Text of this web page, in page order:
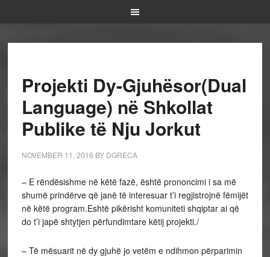
Projekti Dy-Gjuhësor(Dual
Language) në Shkollat
Publike të Nju Jorkut
NOVEMBER 11, 2016 BY DGRECA
– E rëndësishme në këtë fazë, është prononcimi i sa më
shumë prindërve që janë të interesuar t’i regjistrojnë fëmijët
në këtë program.Eshtë pikërisht komuniteti shqiptar ai që
do t’i japë shtytjen përfundimtare këtij projekti./
– Të mësuarit në dy gjuhë jo vetëm e ndihmon përparimin